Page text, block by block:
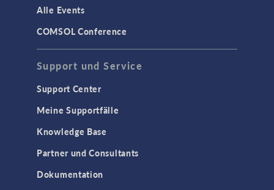
Alle Events
COMSOL Conference
Support und Service
Support Center
Meine Supportfälle
Knowledge Base
Partner und Consultants
Dokumentation